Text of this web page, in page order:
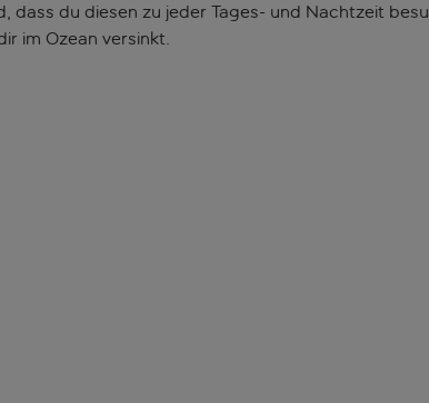
du diesen zu jeder Tages- und Nachtzeit
im Ozean versinkt.